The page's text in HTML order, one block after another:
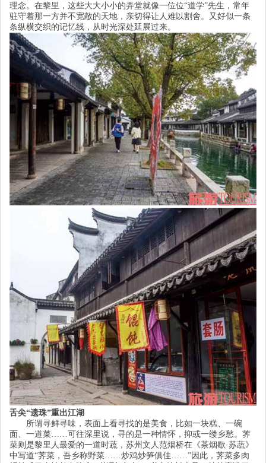
理念。在黎里，这些大大小小的弄堂就像一位位“道学”先生，常年
驻守着那一方并不宽敞的天地，亲切得让人难以割舍。又好似一条
条纵横交织的记忆线，从时光深处延展过来。
舌尖“遗珠”重出江湖
所谓寻鲜寻味，表面上看寻找的是美食，比如一块糕、一碗
面、一道菜……可往深里说，寻的是一种情怀，抑或一缕乡愁。荠
菜则是黎里人最爱的一道时蔬，苏州文人范烟桥在《茶烟歇·苏蔬》
中写道“荠菜，吾乡称野菜……炒鸡炒笋俱佳……”因此，荠菜多肉